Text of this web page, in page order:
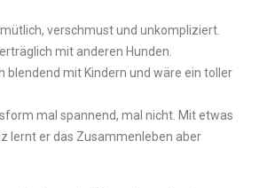
verschmust und unkompliziert.
mit anderen Hunden.
blendend mit Kindern und wäre ein toller
mal spannend, mal nicht. Mit etwas
lernt er das Zusammenleben aber